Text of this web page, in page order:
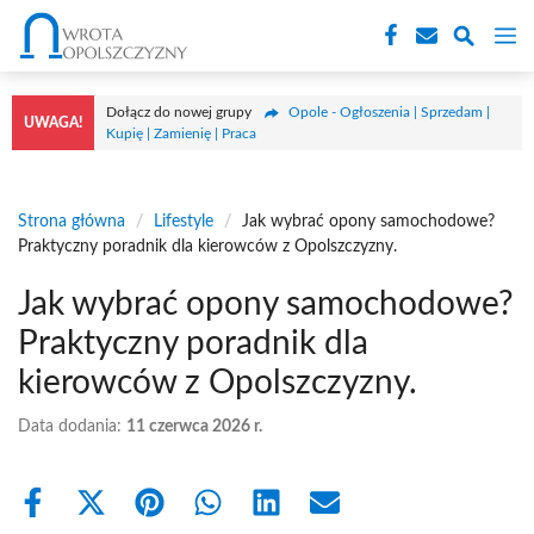
Przejdź
treści
UWAGA!
Dołącz do nowej grupy
Opole - Ogłoszenia | Sprzedam |
Kupię | Zamienię | Praca
Strona główna / Lifestyle /
Jak wybrać opony samochodowe?
Praktyczny poradnik dla kierowców z Opolszczyzny.
Jak wybrać opony samochodowe?
Praktyczny poradnik dla
kierowców z Opolszczyzny.
Data dodania: 11 czerwca 2026 r.
Share
Share Share Share Share Share